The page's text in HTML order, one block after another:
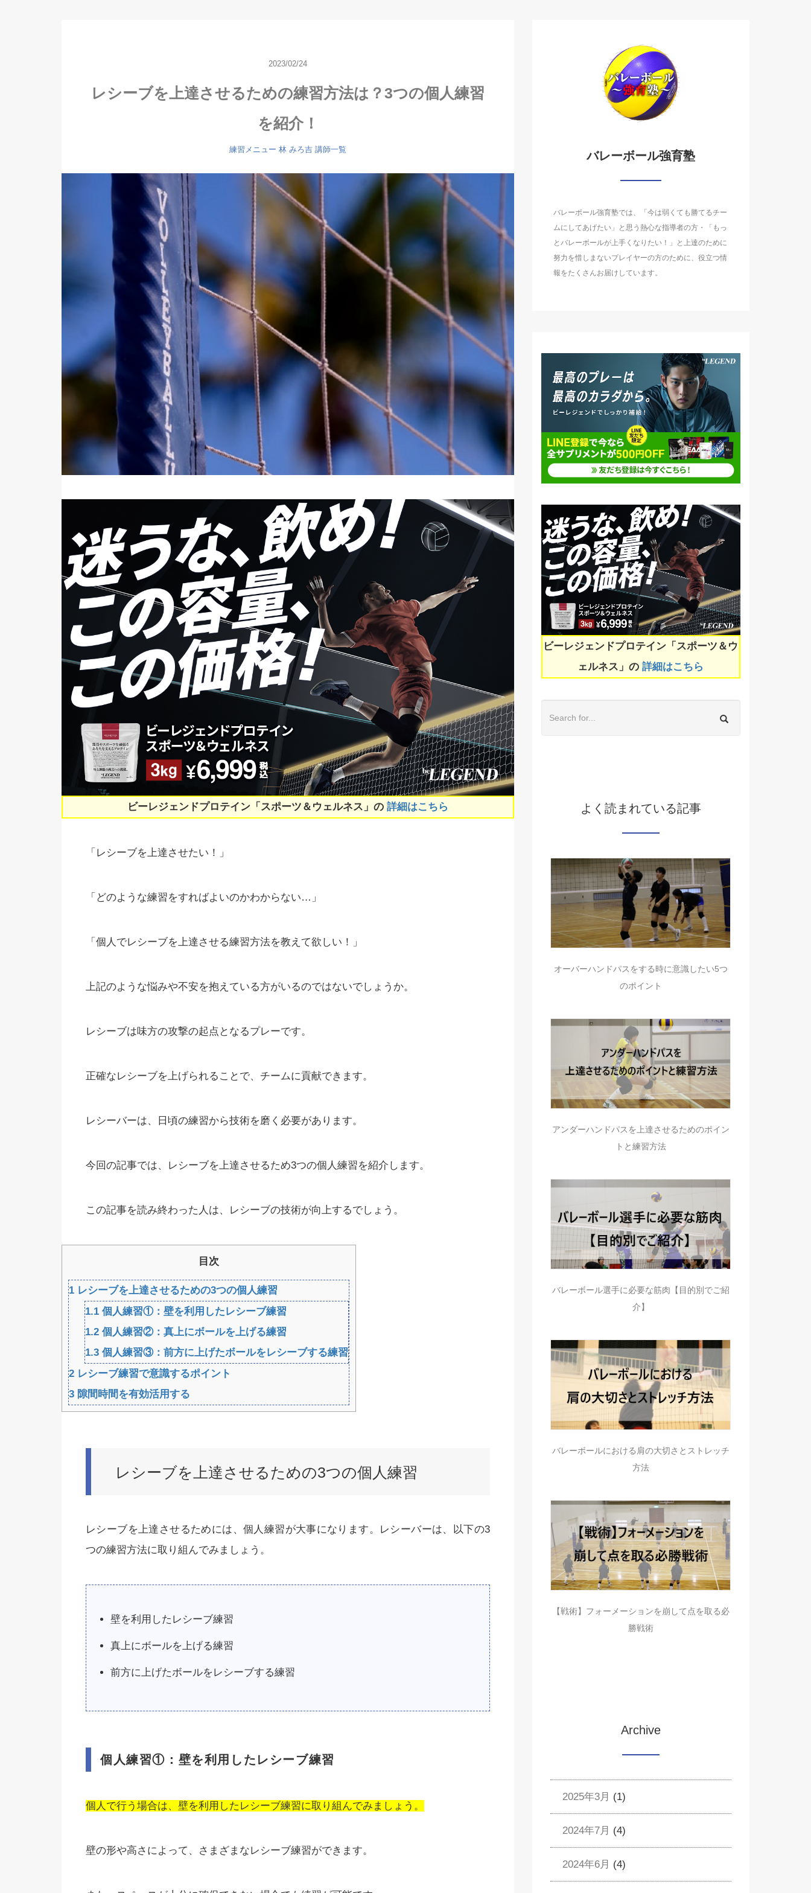
2023/02/24
レシーブを上達させるための練習方法は？3つの個人練習
を紹介！
練習メニュー 林 みろ吉 講師一覧
ビーレジェンドプロテイン「スポーツ＆ウェルネス」の 詳細はこちら
「レシーブを上達させたい！」
「どのような練習をすればよいのかわからない…」
「個人でレシーブを上達させる練習方法を教えて欲しい！」
上記のような悩みや不安を抱えている方がいるのではないでしょうか。
レシーブは味方の攻撃の起点となるプレーです。
正確なレシーブを上げられることで、チームに貢献できます。
レシーバーは、日頃の練習から技術を磨く必要があります。
今回の記事では、レシーブを上達させるため3つの個人練習を紹介します。
この記事を読み終わった人は、レシーブの技術が向上するでしょう。
目次
1 レシーブを上達させるための3つの個人練習
1.1個人練習①：壁を利用したレシーブ練習
1.2個人練習②：真上にボールを上げる練習
1.3個人練習③：前方に上げたボールをレシーブする練習
2 レシーブ練習で意識するポイント
3 隙間時間を有効活用する
レシーブを上達させるための3つの個人練習
レシーブを上達させるためには、個人練習が大事になります。レシーバーは、以下の3
つの練習方法に取り組んでみましょう。
壁を利用したレシーブ練習
真上にボールを上げる練習
前方に上げたボールをレシーブする練習
個人練習①：壁を利用したレシーブ練習
個人で行う場合は、壁を利用したレシーブ練習に取り組んでみましょう。
壁の形や高さによって、さまざまなレシーブ練習ができます。
バレーボール強育塾
バレーボール強育塾では、「今は弱くても勝てるチー
ムにしてあげたい」と思う熱心な指導者の方・「もっ
とバレーボールが上手くなりたい！」と上達のために
努力を惜しまないプレイヤーの方のために、役立つ情
報をたくさんお届けしています。
ビーレジェンドプロテイン「スポーツ＆ウ
ェルネス」の詳細はこちら
よく読まれている記事
オーバーハンドパスをする時に意識したい5つ
のポイント
アンダーハンドパスを上達させるためのポイン
トと練習方法
バレーボール選手に必要な筋肉【目的別でご紹
介】
バレーボールにおける肩の大切さとストレッチ
方法
【戦術】フォーメーションを崩して点を取る必
勝戦術
Archive
2025年3月 (1)
2024年7月 (4)
2024年6月 (4)